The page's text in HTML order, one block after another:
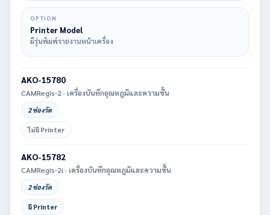
OPTION
Printer Model
มีรุ่นพิมพ์รายงานหน้าเครื่อง
AKO-15780
CAMRegis-2 · เครื่องบันทึกอุณหภูมิและความชื้น
2 ช่องวัด
ไม่มี Printer
AKO-15782
CAMRegis-2i · เครื่องบันทึกอุณหภูมิและความชื้น
2 ช่องวัด
มี Printer